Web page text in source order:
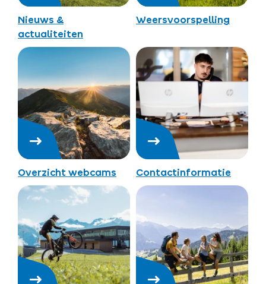
Nieuws &
actualiteiten
Weersvoorspelling
Overzicht webcams Contactinformatie